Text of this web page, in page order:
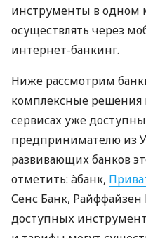
инструменты в одном
осуществлять через
интернет-банкинг.
Ниже рассмотрим
комплексные решения
сервисах уже
предпринимателю из
развивающих банков
отметить: àбанк,
Сенс Банк,
доступных